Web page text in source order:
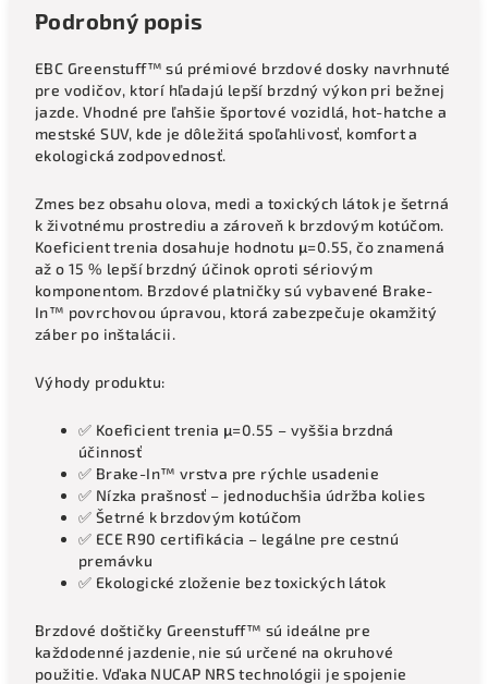
Podrobný popis
EBC Greenstuff™ sú prémiové brzdové dosky navrhnuté
pre vodičov, ktorí hľadajú lepší brzdný výkon pri bežnej
jazde. Vhodné pre ľahšie športové vozidlá, hot-hatche a
mestské SUV, kde je dôležitá spoľahlivosť, komfort a
ekologická zodpovednosť.
Zmes bez obsahu olova, medi a toxických látok je šetrná
k životnému prostrediu a zároveň k brzdovým kotúčom.
Koeficient trenia dosahuje hodnotu μ=0.55, čo znamená
až o 15 % lepší brzdný účinok oproti sériovým
komponentom. Brzdové platničky sú vybavené Brake-
In™ povrchovou úpravou, ktorá zabezpečuje okamžitý
záber po inštalácii.
Výhody produktu:
✅ Koeficient trenia μ=0.55 – vyššia brzdná
účinnosť
✅ Brake-In™ vrstva pre rýchle usadenie
✅ Nízka prašnosť – jednoduchšia údržba kolies
✅ Šetrné k brzdovým kotúčom
✅ ECE R90 certifikácia – legálne pre cestnú
premávku
✅ Ekologické zloženie bez toxických látok
Brzdové doštičky Greenstuff™ sú ideálne pre
každodenné jazdenie, nie sú určené na okruhové
použitie. Vďaka NUCAP NRS technológii je spojenie